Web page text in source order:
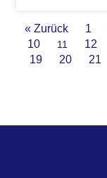
« Zurück 1
10
11 12
19
20 21